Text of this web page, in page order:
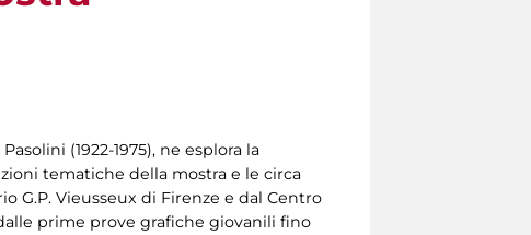
(1922-1975), ne esplora la
tematiche della mostra e le circa
G.P. Vieusseux di Firenze e dal Centro
prime prove grafiche giovanili fino